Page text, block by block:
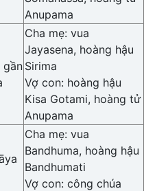
Anupama
gần
Cha mẹ: vua
Jayasena, hoàng hậu
Sirima
Vợ con: hoàng hậu
Kisa Gotami, hoàng tử
Anupama
Cha mẹ: vua
Bandhuma, hoàng hậu
Bandhumati
Vợ con: công chúa